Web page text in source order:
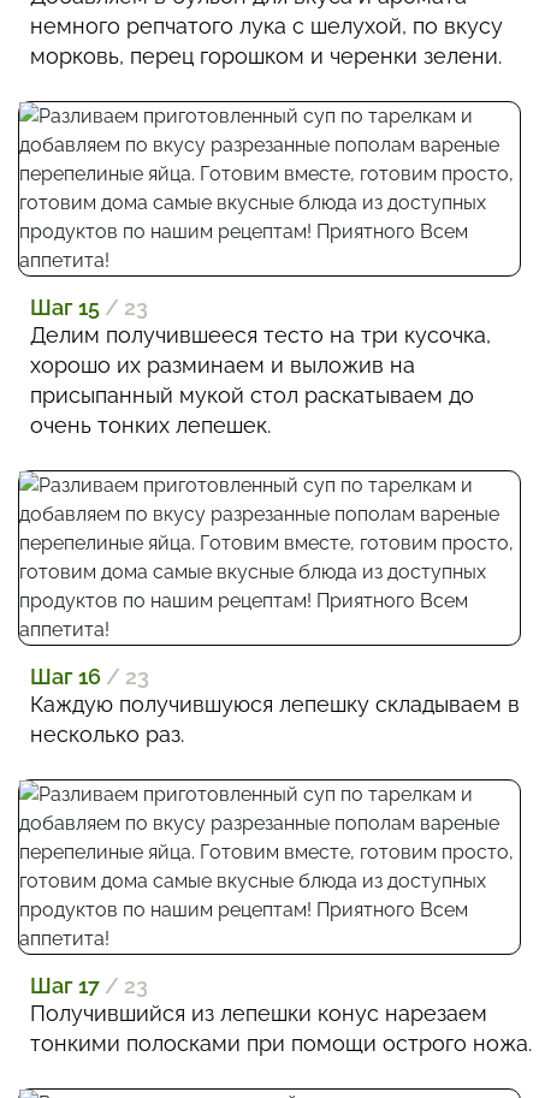
немного репчатого лука с шелухой, по вкусу
морковь, перец горошком и черенки зелени.
Шаг 15 / 23
Делим получившееся тесто на три кусочка,
хорошо их разминаем и выложив на
присыпанный мукой стол раскатываем до
очень тонких лепешек.
Шаг 16 / 23
Каждую получившуюся лепешку складываем в
несколько раз.
Шаг 17 / 23
Получившийся из лепешки конус нарезаем
тонкими полосками при помощи острого ножа.